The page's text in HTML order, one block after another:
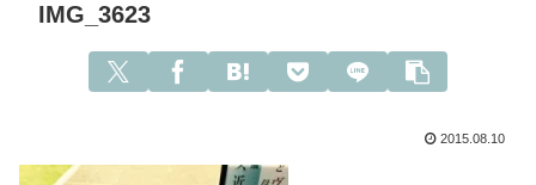
IMG_3623
2015.08.10